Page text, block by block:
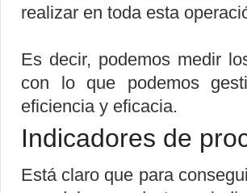
realizar en toda esta
Es decir, podemos medir
con lo que podemos
eficiencia y eficacia.
Indicadores de
Está claro que para